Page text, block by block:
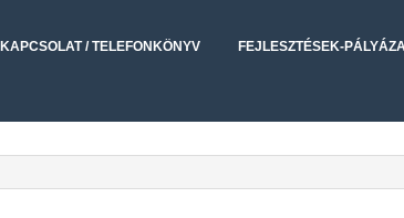
KAPCSOLAT / TELEFONKÖNYV FEJLESZTÉSEK-